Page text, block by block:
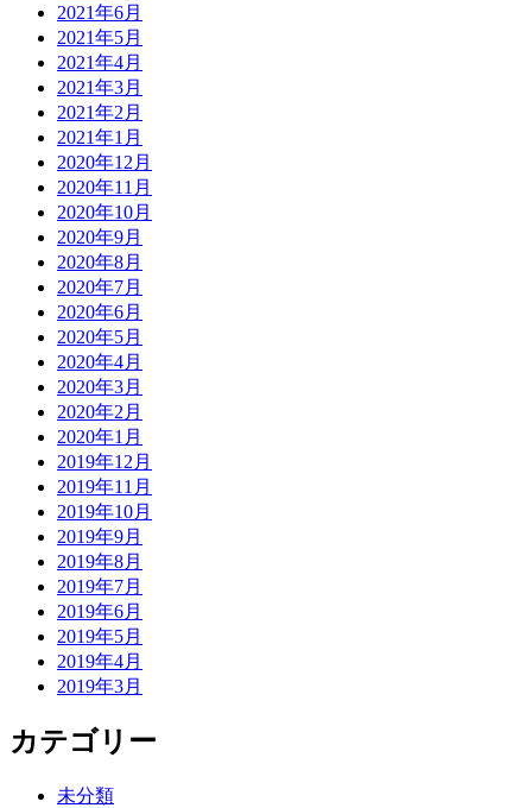
2021年6月
2021年5月
2021年4月
2021年3月
2021年2月
2021年1月
2020年12月
2020年11月
2020年10月
2020年9月
2020年8月
2020年7月
2020年6月
2020年5月
2020年4月
2020年3月
2020年2月
2020年1月
2019年12月
2019年11月
2019年10月
2019年9月
2019年8月
2019年7月
2019年6月
2019年5月
2019年4月
2019年3月
カテゴリー
未分類